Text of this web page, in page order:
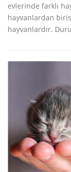
evlerinde farklı
hayvanlardan
hayvanlardır.